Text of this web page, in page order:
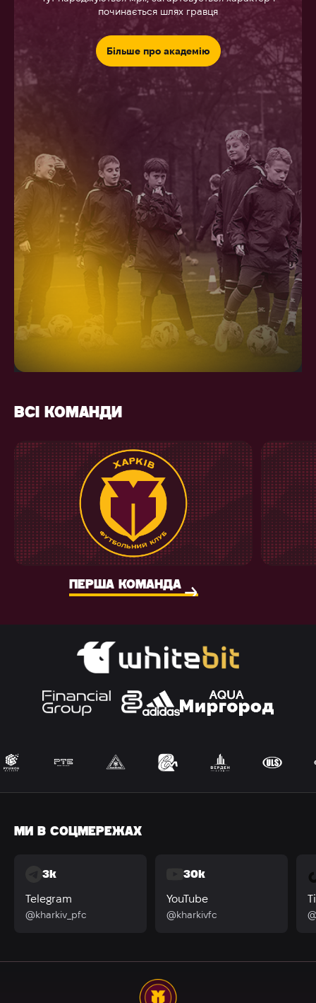
починається шлях гравця
Більше про академію
ВСІ КОМАНДИ
ПЕРША КОМАНДА
МИ В СОЦМЕРЕЖАХ
3k
Telegram
@kharkiv_pfc
30k
YouTube
@kharkivfc